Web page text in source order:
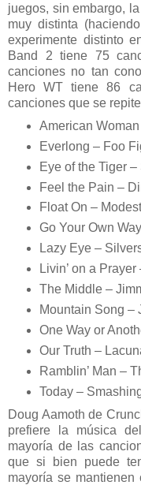
juegos, sin embargo,
muy distinta
experimente distinto
Band 2 tiene 75
canciones no tan
Hero WT tiene 86
canciones que se
American
Everlong – Foo
Eye of the Tiger
Feel the Pain –
Float On –
Go Your Own
Lazy Eye –
Livin’ on a
The Middle –
Mountain Song –
One Way or
Our Truth –
Ramblin’ Man –
Today –
Doug Aamoth de
prefiere la música
mayoría de las
que si bien puede
mayoría se mantienen